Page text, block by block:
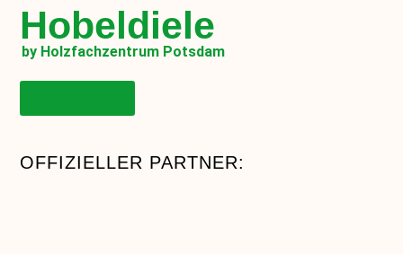
Hobeldiele
by Holzfachzentrum Potsdam
OFFIZIELLER PARTNER: